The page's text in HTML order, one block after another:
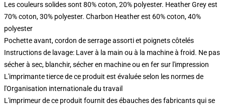
Les couleurs solides sont 80% coton, 20% polyester. Heather Grey est
70% coton, 30% polyester. Charbon Heather est 60% coton, 40%
polyester
Pochette avant, cordon de serrage assorti et poignets côtelés
Instructions de lavage: Laver à la main ou à la machine à froid. Ne pas
sécher à sec, blanchir, sécher en machine ou en fer sur l'impression
L'imprimante tierce de ce produit est évaluée selon les normes de
l'Organisation internationale du travail
L'imprimeur de ce produit fournit des ébauches des fabricants qui se